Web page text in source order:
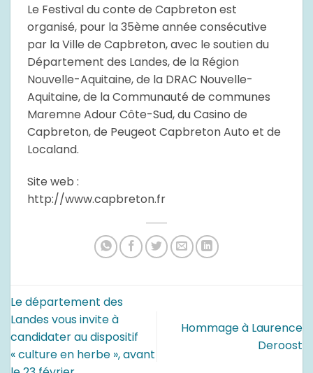
Le Festival du conte de Capbreton est
organisé, pour la 35ème année consécutive
par la Ville de Capbreton, avec le soutien du
Département des Landes, de la Région
Nouvelle-Aquitaine, de la DRAC Nouvelle-
Aquitaine, de la Communauté de communes
Maremne Adour Côte-Sud, du Casino de
Capbreton, de Peugeot Capbreton Auto et de
Localand.
Site web :
http://www.capbreton.fr
Le département des
Landes vous invite à
candidater au dispositif
« culture en herbe », avant
Hommage à Laurence
Deroost